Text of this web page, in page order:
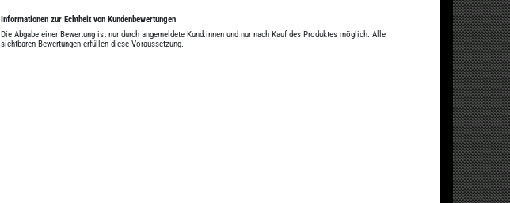
Informationen zur Echtheit von Kundenbewertungen
Die Abgabe einer Bewertung ist nur durch angemeldete Kund:innen und nur nach Kauf des Produktes möglich. Alle
sichtbaren Bewertungen erfüllen diese Voraussetzung.